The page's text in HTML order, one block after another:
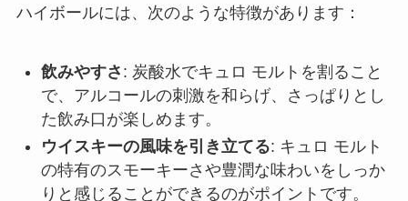
ハイボールには、次のような特徴があります：
飲みやすさ : 炭酸水でキュロ モルトを割ること
で、アルコールの刺激を和らげ、さっぱりとし
た飲み口が楽しめます。
ウイスキーの風味を引き立てる: キュロ モルト
の特有のスモーキーさや豊潤な味わいをしっか
りと感じることができるのがポイントです。